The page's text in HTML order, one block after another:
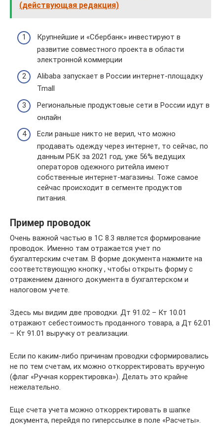
(действующая редакция)
Крупнейшие и «Сбербанк» инвестируют в
развитие совместного проекта в области
электронной коммерции
Alibaba запускает в России интернет-площадку
Tmall
Региональные продуктовые сети в России идут в
онлайн
Если раньше никто не верил, что можно
продавать одежду через интернет, то сейчас, по
данным РБК за 2021 год, уже 56% ведущих
операторов одежного ритейла имеют
собственные интернет-магазины. Тоже самое
сейчас происходит в сегменте продуктов
питания.
Пример проводок
Очень важной частью в 1С 8.3 является формирование
проводок. Именно там отражается учет по
бухгалтерским счетам. В форме документа нажмите на
соответствующую кнопку , чтобы открыть форму с
отражением данного документа в бухгалтерском и
налоговом учете.
Здесь мы видим две проводки. Дт 91.02 – Кт 10.01
отражают себестоимость проданного товара, а Дт 62.01
– Кт 91.01 выручку от реализации.
Если по каким-либо причинам проводки сформировались
не по тем счетам, их можно откорректировать вручную
(флаг «Ручная корректировка»). Делать это крайне
нежелательно.
Еще счета учета можно откорректировать в шапке
документа, перейдя по гиперссылке в поле «Расчеты».